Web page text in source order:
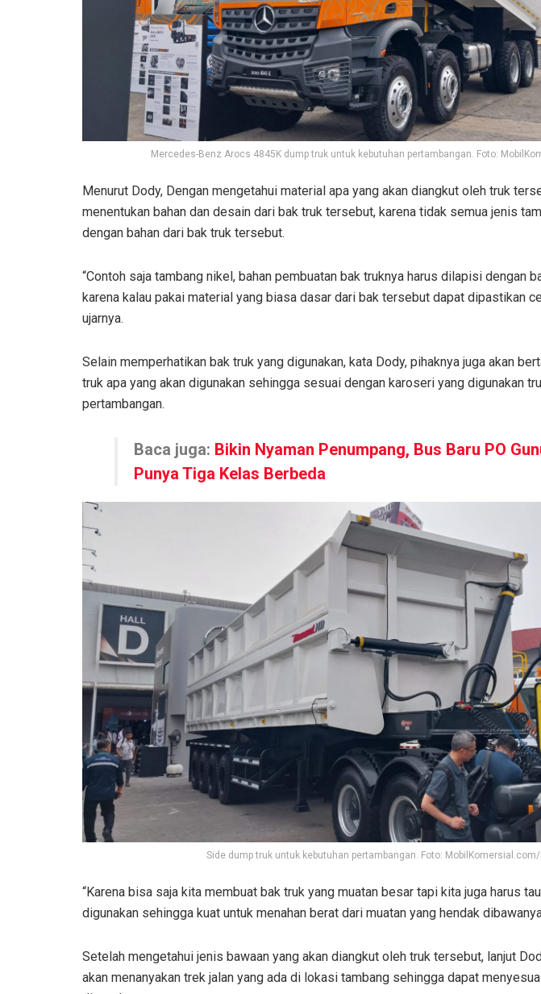
Mercedes-Benz Arocs 4845K dump truk untuk kebutuhan pertambangan. Foto:
Menurut Dody, Dengan mengetahui material apa yang akan diangkut oleh truk
menentukan bahan dan desain dari bak truk tersebut, karena tidak semua jenis
dengan bahan dari bak truk tersebut.
“Contoh saja tambang nikel, bahan pembuatan bak truknya harus dilapisi dengan
karena kalau pakai material yang biasa dasar dari bak tersebut dapat dipastikan
ujarnya.
Selain memperhatikan bak truk yang digunakan, kata Dody, pihaknya juga akan
truk apa yang akan digunakan sehingga sesuai dengan karoseri yang digunakan
pertambangan.
Baca juga: Bikin Nyaman Penumpang, Bus Baru PO
Punya Tiga Kelas Berbeda
Side dump truk untuk kebutuhan pertambangan. Foto:
“Karena bisa saja kita membuat bak truk yang muatan besar tapi kita juga harus
digunakan sehingga kuat untuk menahan berat dari muatan yang hendak
Setelah mengetahui jenis bawaan yang akan diangkut oleh truk tersebut, lanjut
akan menanyakan trek jalan yang ada di lokasi tambang sehingga dapat